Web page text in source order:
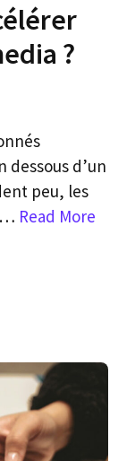
?
dessous d’un
peu, les
… Read More